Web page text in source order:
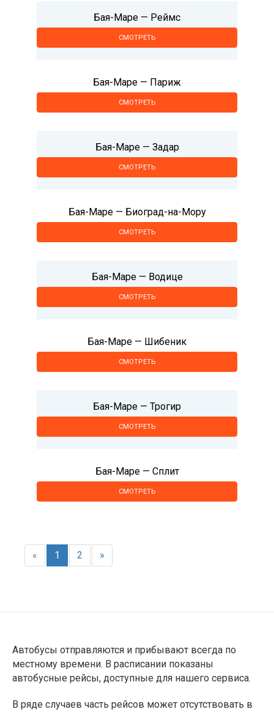
Бая-Маре — Реймс
СМОТРЕТЬ
Бая-Маре — Париж
СМОТРЕТЬ
Бая-Маре — Задар
СМОТРЕТЬ
Бая-Маре — Биоград-на-Мору
СМОТРЕТЬ
Бая-Маре — Водице
СМОТРЕТЬ
Бая-Маре — Шибеник
СМОТРЕТЬ
Бая-Маре — Трогир
СМОТРЕТЬ
Бая-Маре — Сплит
СМОТРЕТЬ
« 1 2 »
Автобусы отправляются и прибывают всегда по
местному времени. В расписании показаны
автобусные рейсы, доступные для нашего сервиса.
В ряде случаев часть рейсов может отсутствовать в